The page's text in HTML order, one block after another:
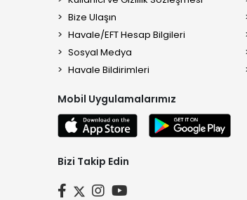
Bize Ulaşın
Havale/EFT Hesap Bilgileri
Sosyal Medya
Havale Bildirimleri
Mobil Uygulamalarımız
Bizi Takip Edin